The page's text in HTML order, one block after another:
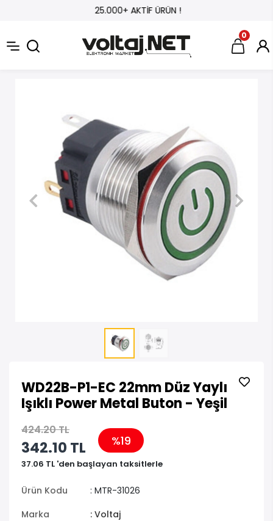
25.000+ AKTİF ÜRÜN !
0
WD22B-P1-EC 22mm Düz Yaylı
Işıklı Power Metal Buton - Yeşil
424.20 TL
342.10 TL %19
37.06 TL 'den başlayan taksitlerle
Ürün Kodu
: MTR-31026
Marka
: Voltaj